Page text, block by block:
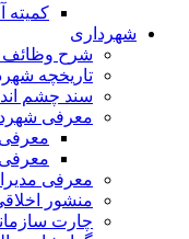
کمیته
شهرداری
شرح وظائف
تاریخچه
سند چشم
معرفی
معرفی
منشور
چارت